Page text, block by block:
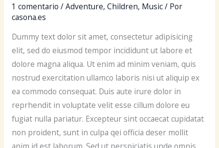
1 comentario /Adventure, Children, Music/ Por
casona.es
Dummy text dolor sit amet, consectetur adipisicing
elit, sed do eiusmod tempor incididunt ut labore et
dolore magna aliqua. Ut enim ad minim veniam, quis
nostrud exercitation ullamco laboris nisi ut aliquip ex
ea commodo consequat. Duis aute irure dolor in
reprhendit in voluptate velit esse cillum dolore eu
fugiat nulla pariatur. Excepteur sint occaecat cupidatat
non proident, sunt in culpa qei officia deser mollit